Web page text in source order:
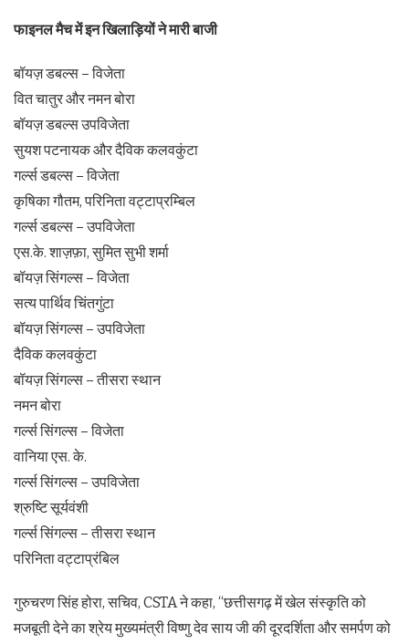
फाइनल मैच में इन खिलाड़ियों ने मारी बाजी
बॉयज़ डबल्स – विजेता
वित चातुर और नमन बोरा
बॉयज़ डबल्स उपविजेता
सुयश पटनायक और दैविक कलवकुंटा
गर्ल्स डबल्स – विजेता
कृषिका गौतम, परिनिता वट्टाप्रम्बिल
गर्ल्स डबल्स – उपविजेता
एस.के. शाज़फ़ा, सुमित सुभी शर्मा
बॉयज़ सिंगल्स – विजेता
सत्य पार्थिव चिंतगुंटा
बॉयज़ सिंगल्स – उपविजेता
दैविक कलवकुंटा
बॉयज़ सिंगल्स – तीसरा स्थान
नमन बोरा
गर्ल्स सिंगल्स – विजेता
वानिया एस. के.
गर्ल्स सिंगल्स – उपविजेता
श्रुष्टि सूर्यवंशी
गर्ल्स सिंगल्स – तीसरा स्थान
परिनिता वट्टाप्रंबिल
गुरुचरण सिंह होरा, सचिव, CSTA ने कहा, “छत्तीसगढ़ में खेल संस्कृति को
मजबूती देने का श्रेय मुख्यमंत्री विष्णु देव साय जी की दूरदर्शिता और समर्पण को